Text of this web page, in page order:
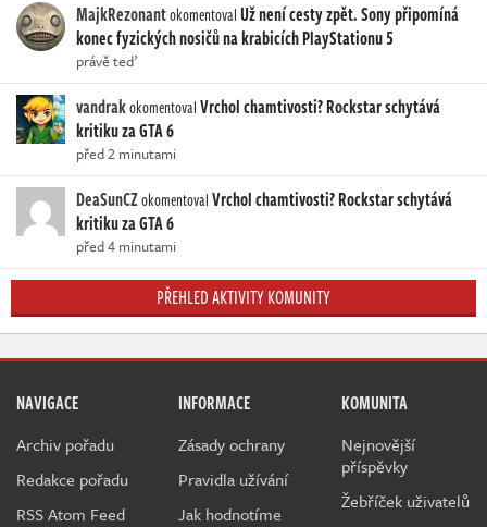
MajkRezonantokomentovalUž není cesty zpět. Sony připomíná
konec fyzických nosičů na krabicích PlayStationu 5
právě teď
vandrakokomentovalVrchol chamtivosti? Rockstar schytává
kritiku za GTA 6
před 2 minutami
DeaSunCZokomentovalVrchol chamtivosti? Rockstar schytává
kritiku za GTA 6
před 4 minutami
PŘEHLED AKTIVITY KOMUNITY
NAVIGACE
Archiv pořadu
Redakce pořadu
RSS Atom Feed
INFORMACE
Zásady ochrany
Pravidla užívání
Jak hodnotíme
KOMUNITA
Nejnovější
příspěvky
Žebříček uživatelů